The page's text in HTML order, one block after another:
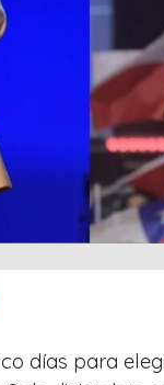
días para